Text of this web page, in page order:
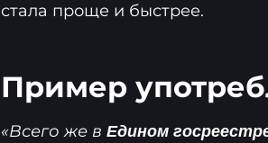
стала проще и быстрее.
Пример
«Всего же в Едином